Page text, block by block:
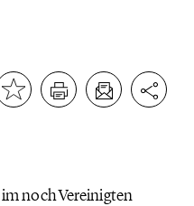
noch Vereinigten